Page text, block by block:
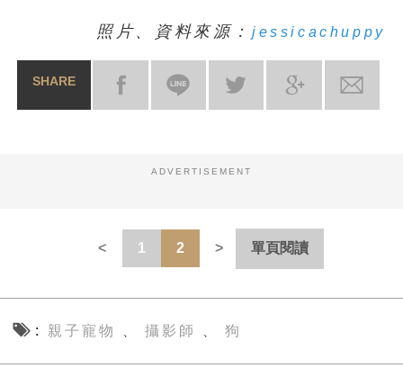
照片、資料來源： jessicachuppy
SHARE
ADVERTISEMENT
1 2 單頁閱讀
親子寵物 、 攝影師 、 狗